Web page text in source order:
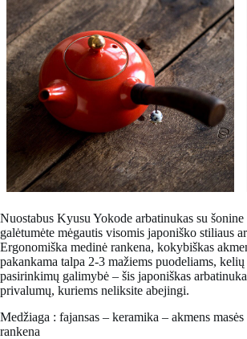
Nuostabus Kyusu Yokode arbatinukas su
galėtumėte mėgautis visomis japoniško stiliaus
Ergonomiška medinė rankena, kokybiškas
pakankama talpa 2-3 mažiems puodeliams,
pasirinkimų galimybė – šis japoniškas
privalumų, kuriems neliksite abejingi.
Medžiaga : fajansas – keramika – akmens
rankena